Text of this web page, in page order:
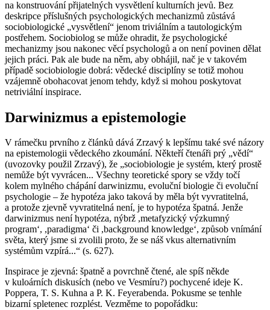
na konstruování přijatelných vysvětlení kulturních jevů. Bez
deskripce příslušných psychologických mechanizmů zůstává
sociobiologické „vysvětlení“ jenom triviálním a tautologickým
postřehem. Sociobiolog se může ohradit, že psychologické
mechanizmy jsou nakonec věcí psychologů a on není povinen dělat
jejich práci. Pak ale bude na něm, aby obhájil, nač je v takovém
případě sociobiologie dobrá: vědecké disciplíny se totiž mohou
vzájemně obohacovat jenom tehdy, když si mohou poskytovat
netriviálníinspirace.
Darwinizmus a epistemologie
V rámečku prvního z článků dává Zrzavý k lepšímu také své názory
na epistemologii vědeckého zkoumání. Někteří čtenáři prý „vědí“
(uvozovky použil Zrzavý), že „sociobiologie je systém, který prostě
nemůže být vyvrácen... Všechny teoretické spory se vždy točí
kolem mylného chápání darwinizmu, evoluční biologie či evoluční
psychologie – že hypotéza jako taková by měla být vyvratitelná,
a protože zjevně vyvratitelná není, je to hypotéza špatná. Jenže
darwinizmus není hypotéza, nýbrž ,metafyzický výzkumný
program‘, ,paradigma‘ či ,background knowledge‘, způsob vnímání
světa, který jsme si zvolili proto, že se náš vkus alternativním
systémům vzpírá...“ (s. 627).
Inspirace je zjevná: špatně a povrchně čtené, ale spíš někde
v kuloárních diskusích (nebo ve Vesmíru?) pochycené ideje K.
Poppera, T. S. Kuhna a P. K. Feyerabenda. Pokusme se tenhle
bizarní spletenec rozplést. Vezměme to popořádku: